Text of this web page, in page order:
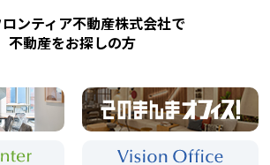
ンティア不動産株式会社で
不動産をお探しの方